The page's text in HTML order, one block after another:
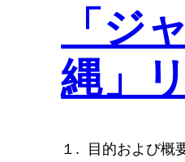
「ジ
縄」
１. 目的および概